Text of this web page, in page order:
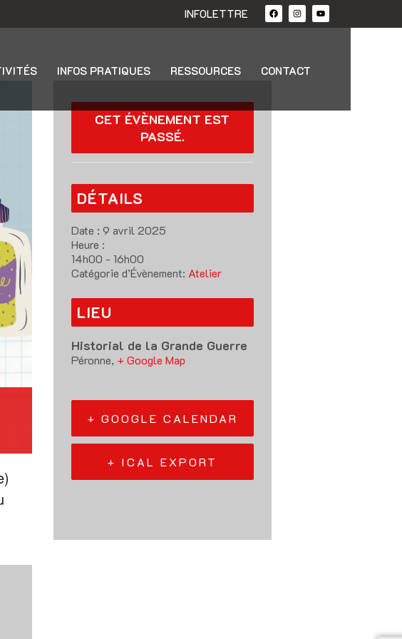
INFOLETTRE
INFOS PRATIQUES RESSOURCES CONTACT
CET ÉVÈNEMENT EST
PASSÉ.
DÉTAILS
Date : 9 avril 2025
Heure :
14h00 - 16h00
Catégorie d’Évènement: Atelier
LIEU
Historial de la Grande Guerre
Péronne, + Google Map
+ GOOGLE CALENDAR
+ ICAL EXPORT